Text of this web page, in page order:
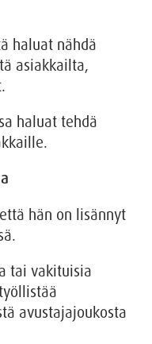
haluat nähdä
asiakkailta,
haluat tehdä
hän on lisännyt
tai vakituisia
avustajajoukosta